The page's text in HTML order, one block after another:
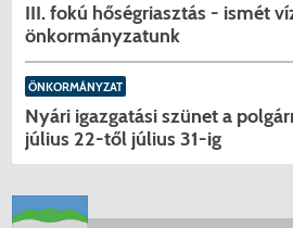
III. fokú hőségriasztás - ismét
önkormányzatunk
ÖNKORMÁNYZAT
Nyári igazgatási szünet a
július 22-től július 31-ig